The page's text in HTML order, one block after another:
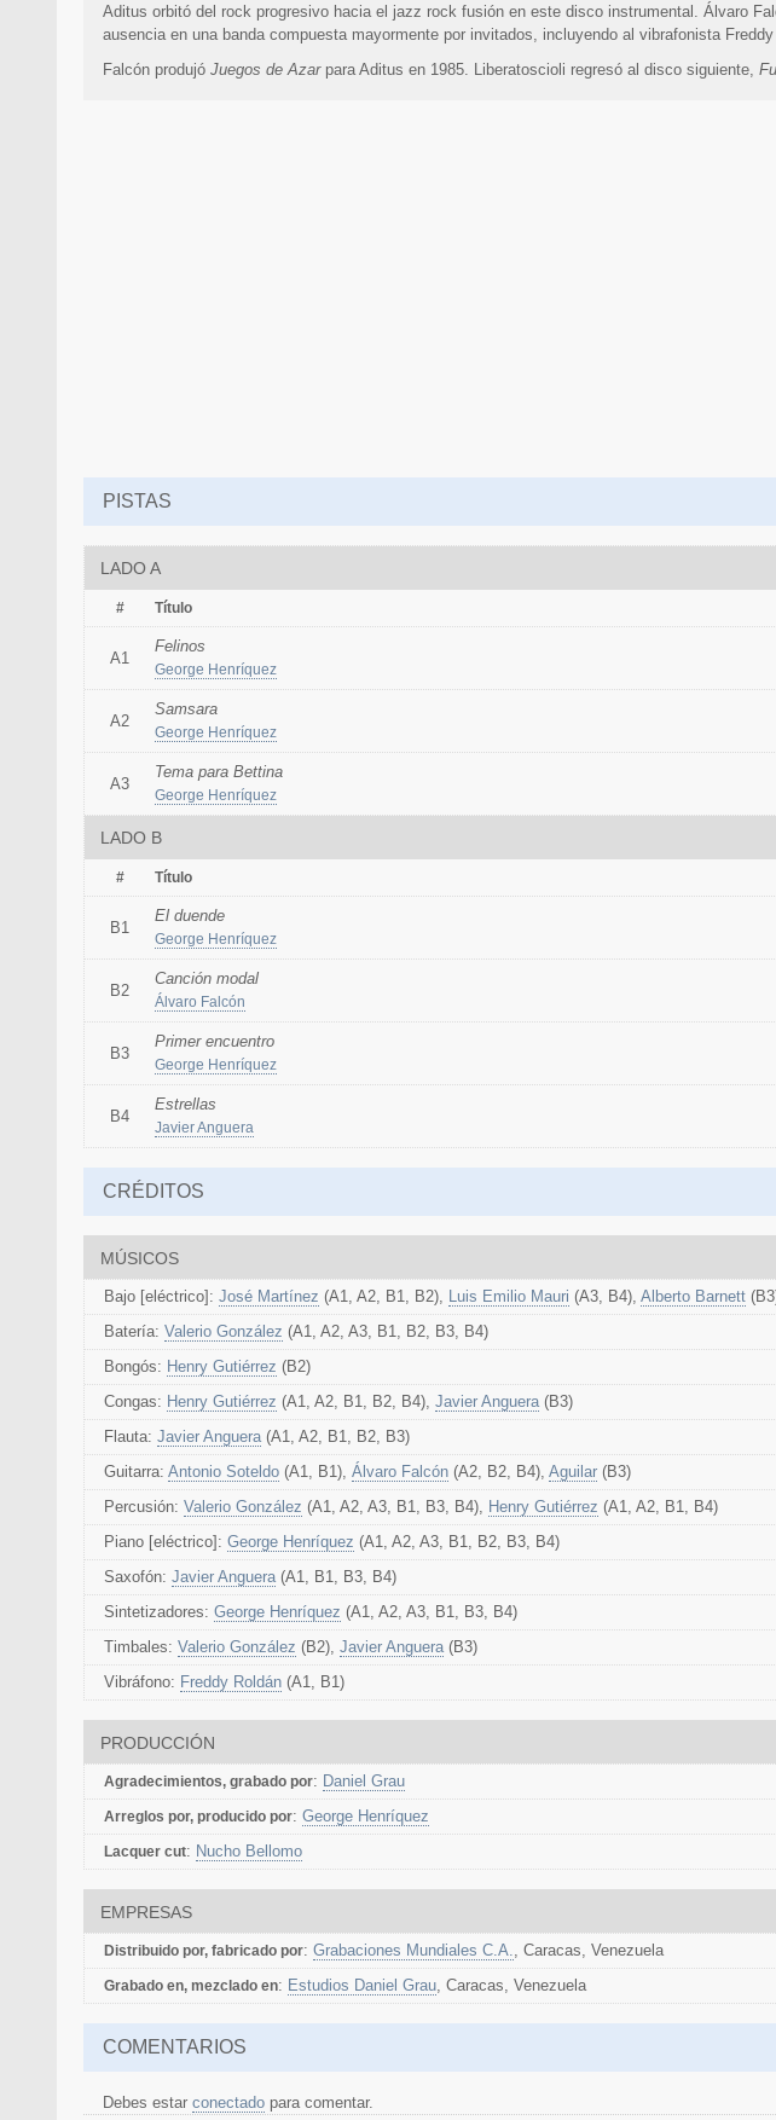
Aditus orbitó del rock progresivo hacia el jazz rock fusión en este disco instrumental. Álvaro
ausencia en una banda compuesta mayormente por invitados, incluyendo al vibrafonista Freddy
Falcón produjóJuegos de Azarpara Aditus en 1985. Liberatoscioli regresó al disco siguiente,
PISTAS
LADO A
# Título
A1
Felinos
George Henríquez
A2
Samsara
George Henríquez
A3
Tema para Bettina
George Henríquez
LADO B
# Título
B1
El duende
George Henríquez
B2
Canción modal
Álvaro Falcón
B3
Primer encuentro
George Henríquez
B4
Estrellas
Javier Anguera
CRÉDITOS
MÚSICOS
Bajo [eléctrico]:José Martínez (A1, A2, B1, B2), Luis Emilio Mauri (A3, B4),Alberto Barnett
Batería:Valerio González (A1, A2, A3, B1, B2, B3, B4)
Bongós: Henry Gutiérrez (B2)
Congas: Henry Gutiérrez (A1, A2, B1, B2, B4),Javier Anguera(B3)
Flauta:Javier Anguera(A1, A2, B1, B2, B3)
Guitarra:Antonio Soteldo (A1, B1),Álvaro Falcón (A2, B2, B4),Aguilar (B3)
Percusión:Valerio González (A1, A2, A3, B1, B3, B4), Henry Gutiérrez (A1, A2, B1, B4)
Piano [eléctrico]:George Henríquez (A1, A2, A3, B1, B2, B3, B4)
Saxofón:Javier Anguera(A1, B1, B3, B4)
Sintetizadores:George Henríquez (A1, A2, A3, B1, B3, B4)
Timbales:Valerio González (B2),Javier Anguera(B3)
Vibráfono: Freddy Roldán (A1, B1)
PRODUCCIÓN
Agradecimientos, grabado por: Daniel Grau
Arreglos por, producido por:George Henríquez
Lacquer cut: Nucho Bellomo
EMPRESAS
Distribuido por, fabricado por:Grabaciones Mundiales C.A., Caracas, Venezuela
Grabado en, mezclado en: Estudios Daniel Grau, Caracas, Venezuela
COMENTARIOS
Debes estarconectado para comentar.